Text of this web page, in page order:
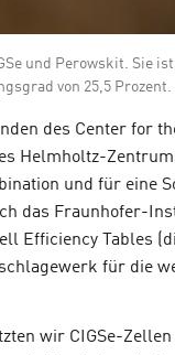
und Perowskit. Sie
von 25,5
des Center for
Helmholtz-
und für eine
das Fraunhofer-
Tables
für die
wir CIGSe-